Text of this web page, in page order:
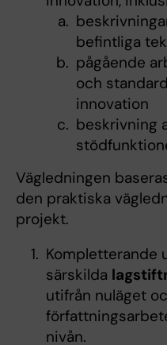
befintliga
pågående
och
innovation
beskrivning
Vägledningen
den praktiska
projekt.
Kompletterande
särskilda
utifrån nuläget
nivån.